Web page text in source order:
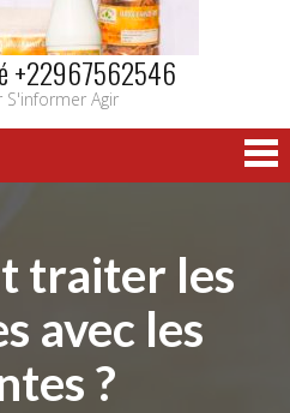
+22967562546
S'informer Agir
traiter les
avec les
?